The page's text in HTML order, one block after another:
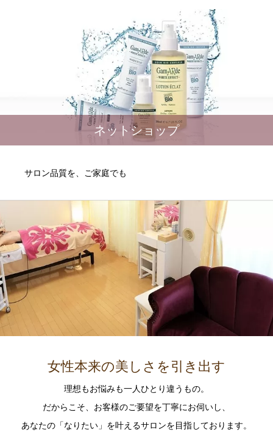
ネットショップ
サロン品質を、ご家庭でも
女性本来の美しさを引き出す
理想もお悩みも一人ひとり違うもの。
だからこそ、お客様のご要望を丁寧にお伺いし、
あなたの「なりたい」を叶えるサロンを目指しております。